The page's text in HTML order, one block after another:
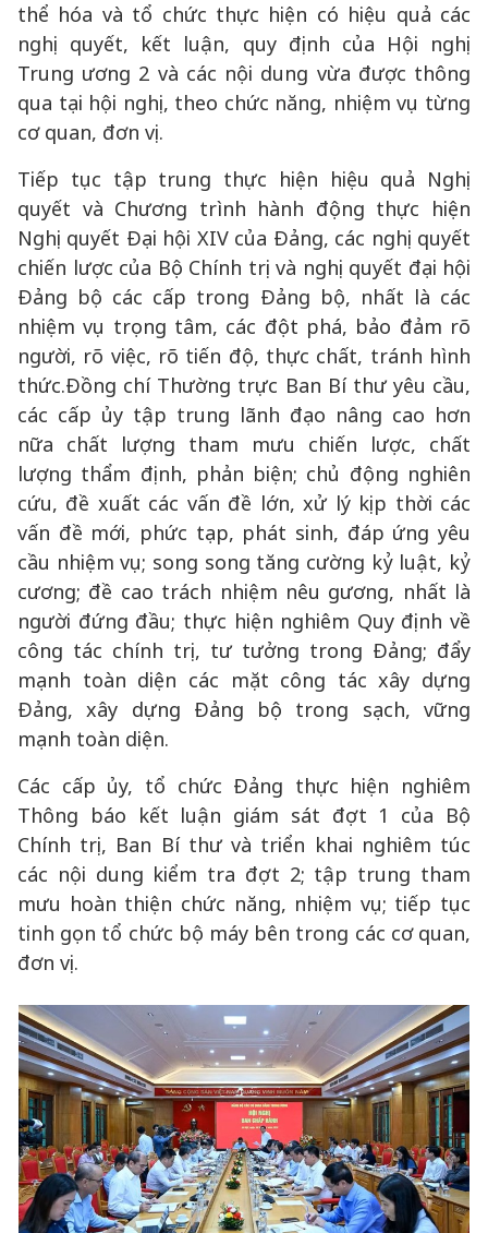
thể hóa và tổ chức thực hiện có hiệu quả các
nghị quyết, kết luận, quy định của Hội nghị
Trung ương 2 và các nội dung vừa được thông
qua tại hội nghị, theo chức năng, nhiệm vụ từng
cơ quan, đơn vị.
Tiếp tục tập trung thực hiện hiệu quả Nghị
quyết và Chương trình hành động thực hiện
Nghị quyết Đại hội XIV của Đảng, các nghị quyết
chiến lược của Bộ Chính trị và nghị quyết đại hội
Đảng bộ các cấp trong Đảng bộ, nhất là các
nhiệm vụ trọng tâm, các đột phá, bảo đảm rõ
người, rõ việc, rõ tiến độ, thực chất, tránh hình
thức.Đồng chí Thường trực Ban Bí thư yêu cầu,
các cấp ủy tập trung lãnh đạo nâng cao hơn
nữa chất lượng tham mưu chiến lược, chất
lượng thẩm định, phản biện; chủ động nghiên
cứu, đề xuất các vấn đề lớn, xử lý kịp thời các
vấn đề mới, phức tạp, phát sinh, đáp ứng yêu
cầu nhiệm vụ; song song tăng cường kỷ luật, kỷ
cương; đề cao trách nhiệm nêu gương, nhất là
người đứng đầu; thực hiện nghiêm Quy định về
công tác chính trị, tư tưởng trong Đảng; đẩy
mạnh toàn diện các mặt công tác xây dựng
Đảng, xây dựng Đảng bộ trong sạch, vững
mạnh toàn diện.
Các cấp ủy, tổ chức Đảng thực hiện nghiêm
Thông báo kết luận giám sát đợt 1 của Bộ
Chính trị, Ban Bí thư và triển khai nghiêm túc
các nội dung kiểm tra đợt 2; tập trung tham
mưu hoàn thiện chức năng, nhiệm vụ; tiếp tục
tinh gọn tổ chức bộ máy bên trong các cơ quan,
đơn vị.